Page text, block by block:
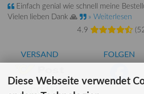
Einfach genial wie schnell meine
Vielen lieben Dank 🙏
» Weiterlesen
4.9
(
VERSAND FOLGEN
Diese Webseite verwendet